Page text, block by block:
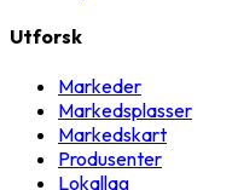
Utforsk
Markeder
Markedsplasser
Markedskart
Produsenter
Lokallag